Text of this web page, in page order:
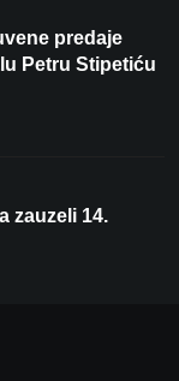
predaje
Petru Stipetiću
zauzeli 14.